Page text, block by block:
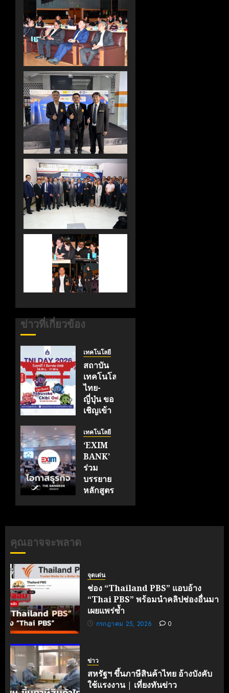
ข่าวที่เกี่ยวข้อง
เทคโนโลยี
สถาบัน
เทคโนโลยี
ไทย-
ญี่ปุ่น ขอ
เชิญเข้า
TNI
Day
2026
ฉลอง
ครบรอบ
19 ปี
เทคโนโลยี
‘EXIM
BANK’
ร่วม
บรรยาย
หลักสูตร
ธุรกิจ
มิถุนายน 7,
2026
0
คุณอาจจะพลาด
จุดเด่น
ช่อง “Thailand PBS” แอบอ้าง
“Thai PBS” พร้อมนำคลิปช่องอื่นมา
เผยแพร่ซ้ำ
กรกฎาคม 25, 2026 0
ข่าว
สหรัฐฯ ขึ้นภาษีสินค้าไทย อ้างบังคับ
ใช้แรงงาน | เที่ยงทันข่าว